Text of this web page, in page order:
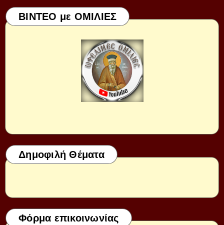
ΒΙΝΤΕΟ με ΟΜΙΛΙΕΣ
Δημοφιλή Θέματα
Φόρμα επικοινωνίας